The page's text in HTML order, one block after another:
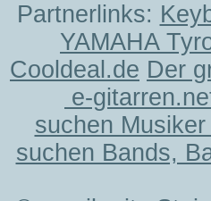
Partnerlinks:
YAMAHA
Cooldeal.de Der
e-
suchen
suchen Bands,